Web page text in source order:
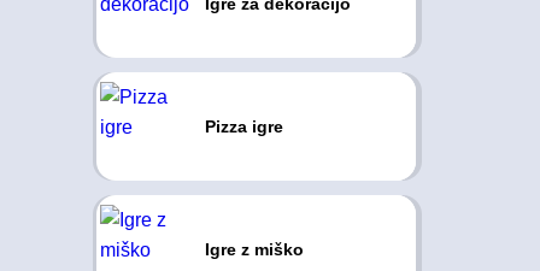
Pizza igre
Igre z miško